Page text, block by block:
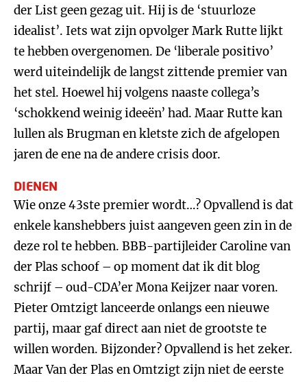
der List geen gezag uit. Hij is de ‘stuurloze
idealist’. Iets wat zijn opvolger Mark Rutte lijkt
te hebben overgenomen. De ‘liberale positivo’
werd uiteindelijk de langst zittende premier van
het stel. Hoewel hij volgens naaste collega’s
‘schokkend weinig ideeën’ had. Maar Rutte kan
lullen als Brugman en kletste zich de afgelopen
jaren de ene na de andere crisis door.
DIENEN
Wie onze 43ste premier wordt…? Opvallend is dat
enkele kanshebbers juist aangeven geen zin in de
deze rol te hebben. BBB-partijleider Caroline van
der Plas schoof – op moment dat ik dit blog
schrijf – oud-CDA’er Mona Keijzer naar voren.
Pieter Omtzigt lanceerde onlangs een nieuwe
partij, maar gaf direct aan niet de grootste te
willen worden. Bijzonder? Opvallend is het zeker.
Maar Van der Plas en Omtzigt zijn niet de eerste